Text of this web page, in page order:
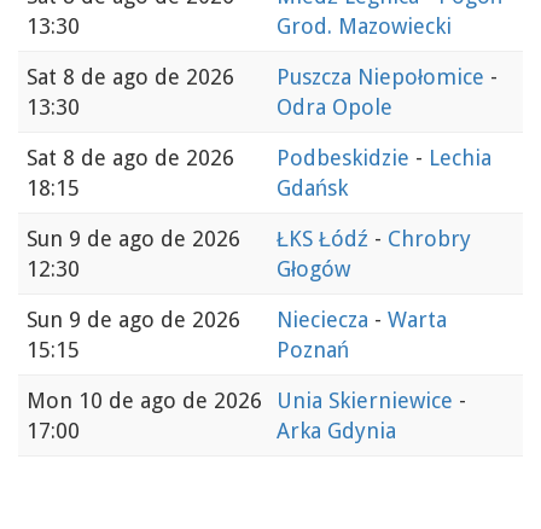
13:30
Grod. Mazowiecki
Sat 8 de ago de 2026
13:30
Puszcza Niepołomice -
Odra Opole
Sat 8 de ago de 2026
18:15
Podbeskidzie - Lechia
Gdańsk
Sun 9 de ago de 2026
12:30
ŁKS Łódź - Chrobry
Głogów
Sun 9 de ago de 2026
15:15
Nieciecza - Warta
Poznań
Mon 10 de ago de 2026
17:00
Unia Skierniewice -
Arka Gdynia